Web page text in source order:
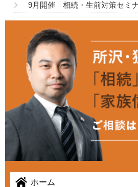
9月開催 相続・生前対策セミ
ホーム